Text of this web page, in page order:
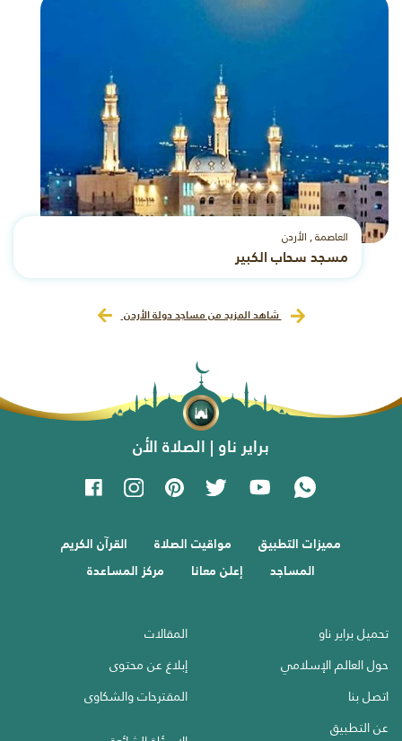
العاصمة , الأردن
مسجد سحاب الكبير
شاهد المزيد من مساجد دولة الأردن
براير ناو | الصلاة الأن
مميزات التطبيق مواقيت الصلاة
القرآن الكريم
المساجد
إعلن معانا مركز المساعدة
تحميل براير ناو
حول العالم الإسلامي
اتصل بنا
عن التطبيق
المقالات
إبلاغ عن محتوى
المقترحات والشكاوى